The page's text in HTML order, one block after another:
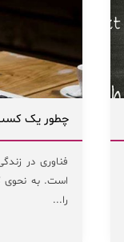
چطور یک کسب
فناوری در
است. به نحوی
را...